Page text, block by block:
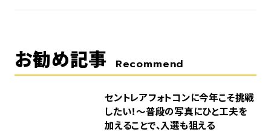
お勧め記事 Recommend
セントレアフォトコンに今年こそ挑戦
したい！～普段の写真にひと工夫を
加えることで、入選も狙える